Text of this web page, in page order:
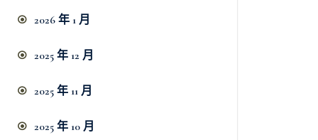
2026 年 1 月
2025 年 12 月
2025 年 11 月
2025 年 10 月